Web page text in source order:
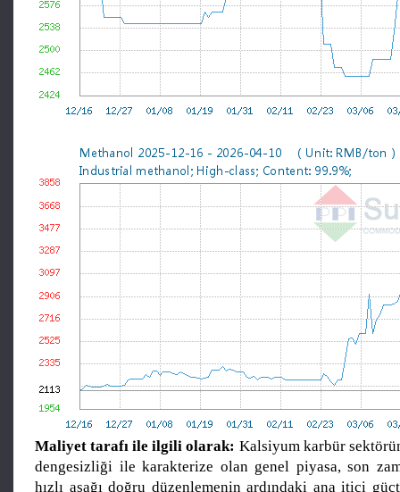
Maliyet tarafı ile ilgili olarak: Kalsiyum karbür
dengesizliği ile karakterize olan genel piyasa, son
hızlı aşağı doğru düzenlemenin ardındaki ana itici